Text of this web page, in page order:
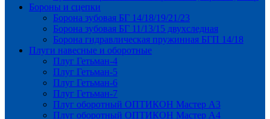
Бороны и сцепки
Борона зубовая БГ 14/18/19/21/23
Борона зубовая БГ 11/13/15 двухследная
Борона гидравлическая пружинная БГП 14/18
Плуги навесные и оборотные
Плуг Гетьман-4
Плуг Гетьман-5
Плуг Гетьман-6
Плуг Гетьман-7
Плуг оборотный ОПТИКОН Мастер А3
Плуг оборотный ОПТИКОН Мастер А4